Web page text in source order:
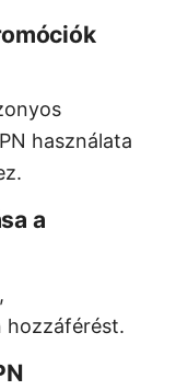
használata
a
hozzáférést.